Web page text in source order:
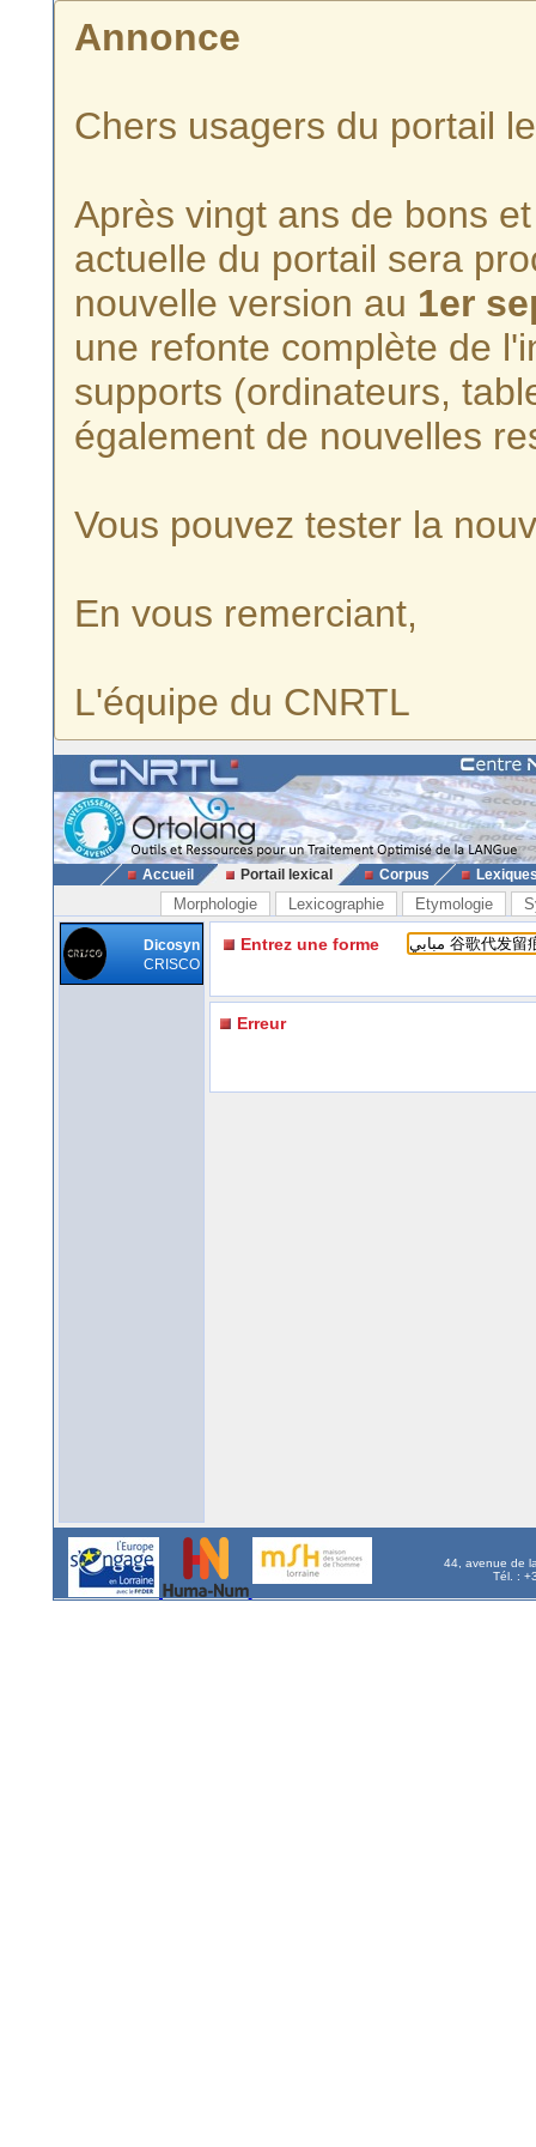
Annonce
Chers usagers du portail
Après vingt ans de bons
actuelle du portail sera
nouvelle version au 1er
une refonte complète de
supports (ordinateurs,
également de nouvelles
Vous pouvez tester la
En vous remerciant,
L'équipe du CNRTL
Accueil Portail lexical Corpus
Morphologie Lexicographie Etymologie
Dicosyn
CRISCO
Entrez une forme
Erreur
44, avenue de
Tél. :